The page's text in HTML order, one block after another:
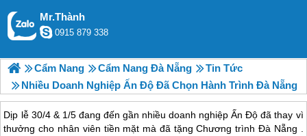
Mr.Thành
0915 879 338
Cẩm Nang Cẩm Nang Đà Nẵng
Tin Tức
Nhiều Doanh Nghiệp Ấn Độ Đã Chọn Hành Trình Đà Nẵng
Dịp lễ 30/4 & 1/5 đang đến gần nhiều doanh nghiệp Ấn Độ đã thay vì
thưởng cho nhân viên tiền mặt mà đã tặng Chương trình Đà Nẵng .